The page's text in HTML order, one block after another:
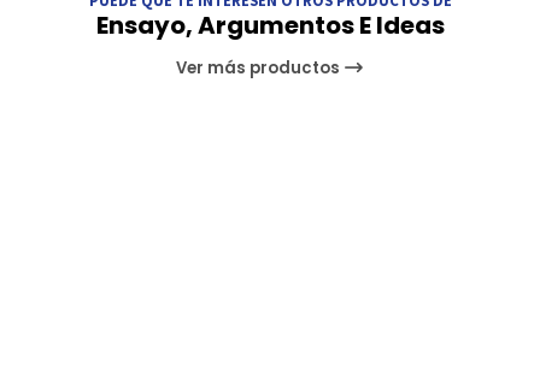
Ensayo, Argumentos E Ideas
Ver más productos